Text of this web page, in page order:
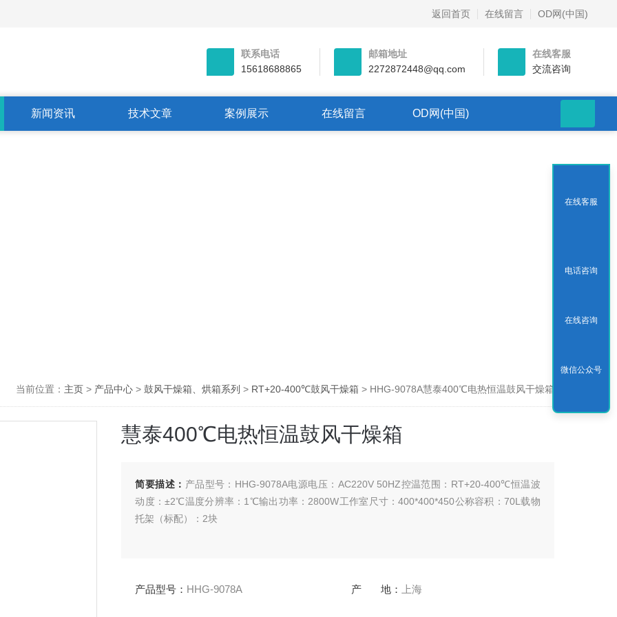
返回首页 在线留言 OD网(中国)
联系电话
15618688865
邮箱地址
2272872448@qq.com
在线客服
交流咨询
新闻资讯 技术文章 案例展示 在线留言 OD网(中国)
当前位置： 主页 > 产品中心> 鼓风干燥箱、烘箱系列 > RT+20-400℃鼓风干燥箱 > HHG-9078A慧泰400℃电热恒温鼓风干燥箱
慧泰400℃电热恒温鼓风干燥箱
简要描述： 产品型号：HHG-9078A电源电压：AC220V 50HZ控温范围：RT+20-400℃恒温波
动度：±2℃温度分辨率：1℃输出功率：2800W工作室尺寸：400*400*450公称容积：70L载物
托架（标配）：2块
产品型号： HHG-9078A 产 地： 上海
在线客服
电话咨询
在线咨询
微信公众号